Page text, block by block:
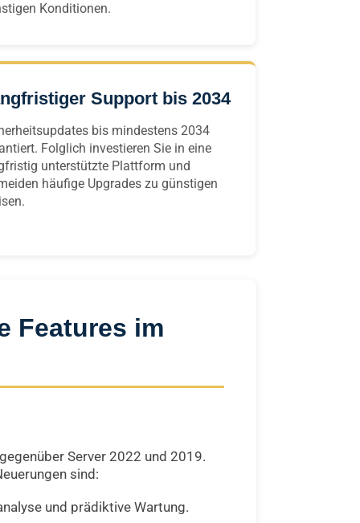
Konditionen.
Support bis 2034
bis mindestens 2034
Folglich investieren Sie in eine
unterstützte Plattform und
häufige Upgrades zu günstigen
Features im
Server 2022 und 2019.
sind:
und prädiktive Wartung.